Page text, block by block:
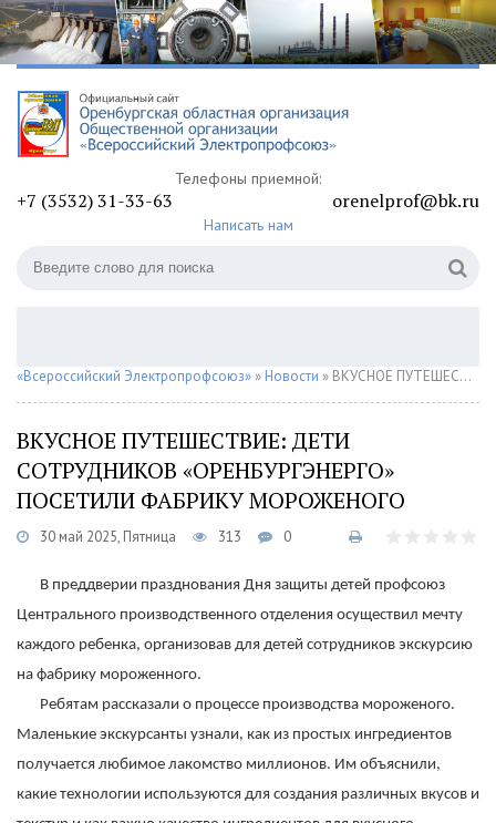
Телефоны приемной:
+7 (3532) 31-33-63 orenelprof@bk.ru
Написать нам
«Всероссийский Электропрофсоюз» » Новости » ВКУСНОЕ ПУТЕШЕСТВИЕ: ДЕТИ СОТРУДНИКОВ «ОРЕНБУРГЭНЕРГО» ПОСЕТИЛИ ФАБРИКУ МОРОЖЕНОГО
ВКУСНОЕ ПУТЕШЕСТВИЕ: ДЕТИ
СОТРУДНИКОВ «ОРЕНБУРГЭНЕРГО»
ПОСЕТИЛИ ФАБРИКУ МОРОЖЕНОГО
30 май 2025, Пятница 313 0
В преддверии празднования Дня защиты детей профсоюз
Центрального производственного отделения осуществил мечту
каждого ребенка, организовав для детей сотрудников экскурсию
на фабрику мороженного.
Ребятам рассказали о процессе производства мороженого.
Маленькие экскурсанты узнали, как из простых ингредиентов
получается любимое лакомство миллионов. Им объяснили,
какие технологии используются для создания различных вкусов и